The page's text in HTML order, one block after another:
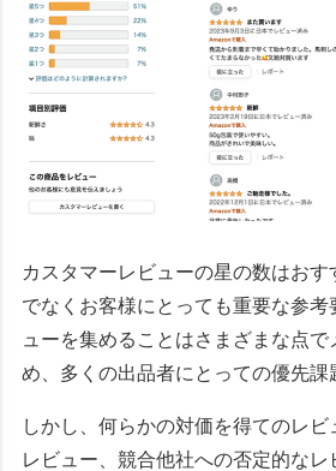
カスタマーレビューの星の数はお
でなくお客様にとっても重要な参
ューを集めることはさまざまな点で
め、多くの出品者にとっての優先課
しかし、何らかの対価を得てのレ
レビュー、競合他社への否定的なレ